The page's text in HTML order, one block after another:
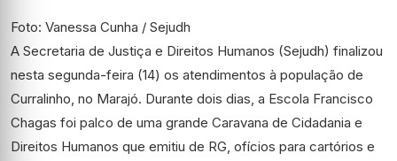
Foto: Vanessa Cunha / Sejudh
A Secretaria de Justiça e Direitos Humanos (Sejudh) finalizou
nesta segunda-feira (14) os atendimentos à população de
Curralinho, no Marajó. Durante dois dias, a Escola Francisco
Chagas foi palco de uma grande Caravana de Cidadania e
Direitos Humanos que emitiu de RG, ofícios para cartórios e